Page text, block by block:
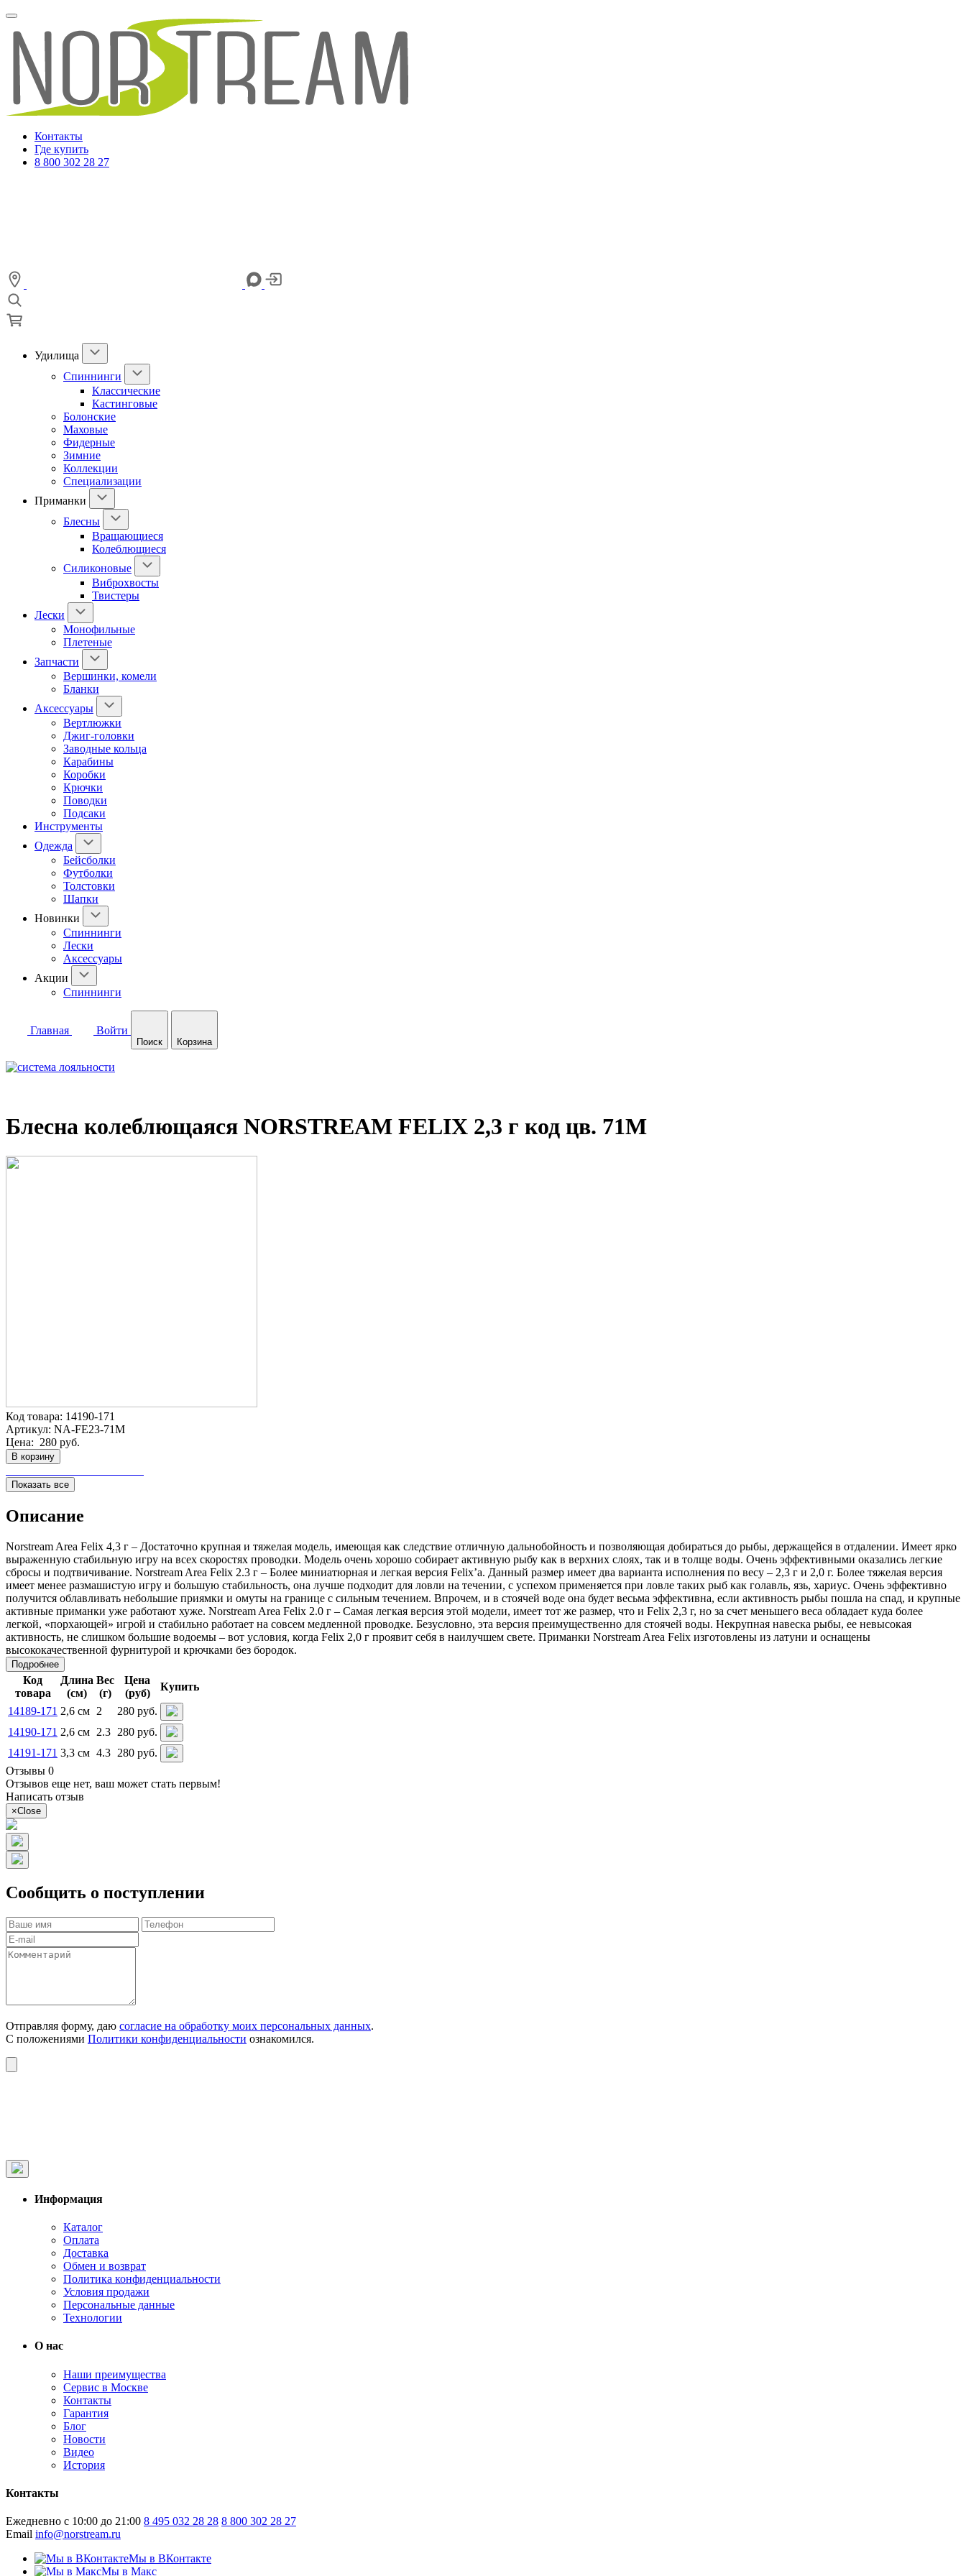
Контакты
Где купить
8 800 302 28 27
Удилища
Спиннинги
Классические
Кастинговые
Болонские
Маховые
Фидерные
Зимние
Коллекции
Специализации
Приманки
Блесны
Вращающиеся
Колеблющиеся
Силиконовые
Виброхвосты
Твистеры
Лески
Монофильные
Плетеные
Запчасти
Вершинки, комели
Бланки
Аксессуары
Вертлюжки
Джиг-головки
Заводные кольца
Карабины
Коробки
Крючки
Поводки
Подсаки
Инструменты
Одежда
Бейсболки
Футболки
Толстовки
Шапки
Новинки
Спиннинги
Лески
Аксессуары
Акции
Спиннинги
Главная Войти
Поиск Корзина
Блесна колеблющаяся NORSTREAM FELIX 2,3 г код цв. 71M
Код товара: 14190-171
Артикул: NA-FE23-71M
Цена: 280 руб.
В корзину
Показать все
Описание
Norstream Area Felix 4,3 г – Достаточно крупная и тяжелая модель, имеющая как следствие отличную дальнобойность и позволяющая добираться до рыбы, держащейся в отдалении. Имеет ярко
выраженную стабильную игру на всех скоростях проводки. Модель очень хорошо собирает активную рыбу как в верхних слоях, так и в толще воды. Очень эффективными оказались легкие
сбросы и подтвичивание. Norstream Area Felix 2.3 г – Более миниатюрная и легкая версия Felix’a. Данный размер имеет два варианта исполнения по весу – 2,3 г и 2,0 г. Более тяжелая версия
имеет менее размашистую игру и большую стабильность, она лучше подходит для ловли на течении, с успехом применяется при ловле таких рыб как голавль, язь, хариус. Очень эффективно
получится облавливать небольшие приямки и омуты на границе с сильным течением. Впрочем, и в стоячей воде она будет весьма эффективна, если активность рыбы пошла на спад, и крупные
активные приманки уже работают хуже. Norstream Area Felix 2.0 г – Самая легкая версия этой модели, имеет тот же размер, что и Felix 2,3 г, но за счет меньшего веса обладает куда более
легкой, «порхающей» игрой и стабильно работает на совсем медленной проводке. Безусловно, эта версия преимущественно для стоячей воды. Некрупная навеска рыбы, ее невысокая
активность, не слишком большие водоемы – вот условия, когда Felix 2,0 г проявит себя в наилучшем свете. Приманки Norstream Area Felix изготовлены из латуни и оснащены
высококачественной фурнитурой и крючками без бородок.
Подробнее
Код
товара
Длина
(см)
Вес
(г)
Цена
(руб)
Купить
14189-171 2,6 см 2
280 руб.
14190-171 2,6 см 2.3 280 руб.
14191-171 3,3 см 4.3 280 руб.
Отзывы 0
Отзывов еще нет, ваш может стать первым!
Написать отзыв
×Close
Сообщить о поступлении
Отправляя форму, даю согласие на обработку моих персональных данных.
С положениями Политики конфиденциальности ознакомился.
Информация
Каталог
Оплата
Доставка
Обмен и возврат
Политика конфиденциальности
Условия продажи
Персональные данные
Технологии
О нас
Наши преимущества
Сервис в Москве
Контакты
Гарантия
Блог
Новости
Видео
История
Контакты
Ежедневно с 10:00 до 21:00 8 495 032 28 28 8 800 302 28 27
Email info@norstream.ru
Мы в ВКонтакте
Мы в Макс